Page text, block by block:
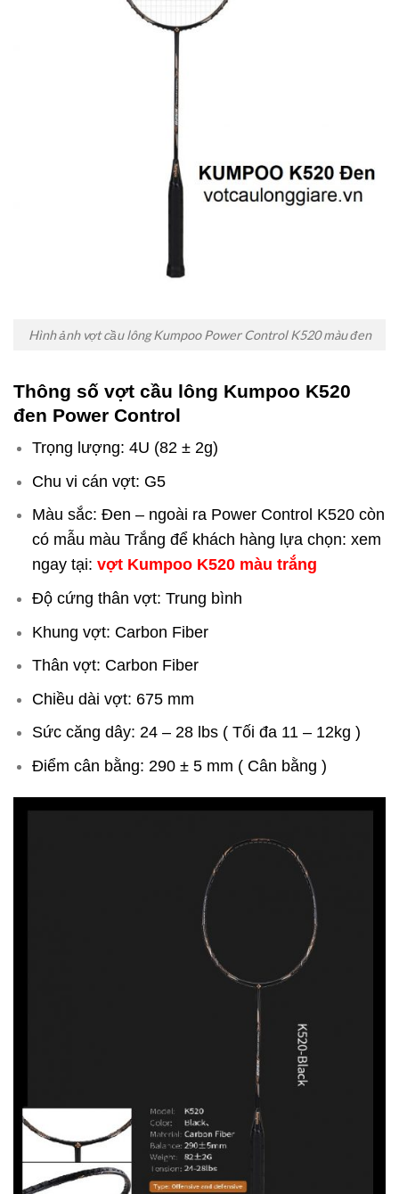
Hình ảnh vợt cầu lông Kumpoo Power Control K520 màu đen
Thông số vợt cầu lông Kumpoo K520
đen Power Control
Trọng lượng: 4U (82 ± 2g)
Chu vi cán vợt: G5
Màu sắc: Đen – ngoài ra Power Control K520 còn
có mẫu màu Trắng để khách hàng lựa chọn: xem
ngay tại: vợt Kumpoo K520 màu trắng
Độ cứng thân vợt: Trung bình
Khung vợt: Carbon Fiber
Thân vợt: Carbon Fiber
Chiều dài vợt: 675 mm
Sức căng dây: 24 – 28 lbs ( Tối đa 11 – 12kg )
Điểm cân bằng: 290 ± 5 mm ( Cân bằng )